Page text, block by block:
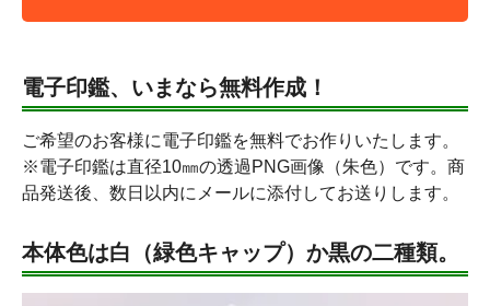
電子印鑑、いまなら無料作成！
ご希望のお客様に電子印鑑を無料でお作りいたします。
※電子印鑑は直径10㎜の透過PNG画像（朱色）です。商
品発送後、数日以内にメールに添付してお送りします。
本体色は白（緑色キャップ）か黒の二種類。